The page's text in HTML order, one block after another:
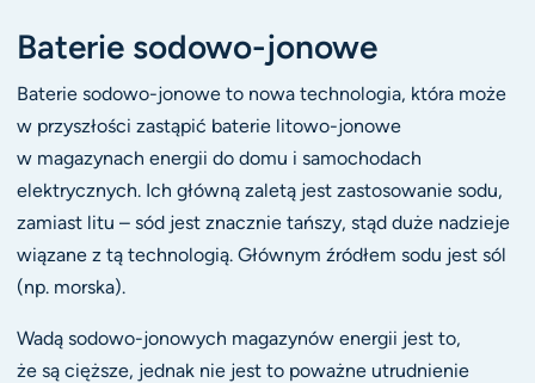
Baterie sodowo-jonowe
Baterie sodowo-jonowe to nowa technologia, która może
w przyszłości zastąpić baterie litowo-jonowe
w magazynach energii do domu i samochodach
elektrycznych. Ich główną zaletą jest zastosowanie sodu,
zamiast litu – sód jest znacznie tańszy, stąd duże nadzieje
wiązane z tą technologią. Głównym źródłem sodu jest sól
(np. morska).
Wadą sodowo-jonowych magazynów energii jest to,
że są cięższe, jednak nie jest to poważne utrudnienie